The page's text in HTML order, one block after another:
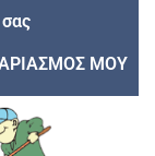
ΜΟΥ